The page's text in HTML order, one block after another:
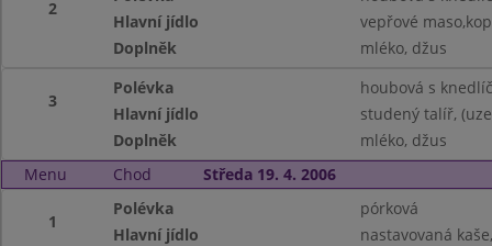
2
Hlavní jídlo
vepřové
Doplněk
mléko, džus
3
Polévka
houbová s
Hlavní jídlo
studený talíř,
Doplněk
mléko, džus
Menu
Chod Středa 19. 4. 2006
1
Polévka
pórková
Hlavní jídlo
nastavovaná